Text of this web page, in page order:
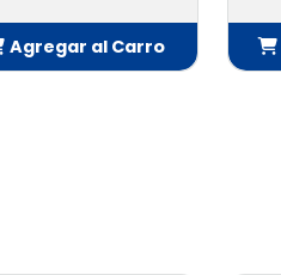
Agregar al Carro